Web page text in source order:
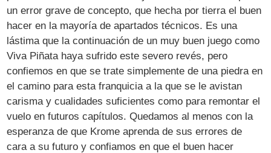
un error grave de concepto, que hecha por tierra el buen
hacer en la mayoría de apartados técnicos. Es una
lástima que la continuación de un muy buen juego como
Viva Piñata haya sufrido este severo revés, pero
confiemos en que se trate simplemente de una piedra en
el camino para esta franquicia a la que se le avistan
carisma y cualidades suficientes como para remontar el
vuelo en futuros capítulos. Quedamos al menos con la
esperanza de que Krome aprenda de sus errores de
cara a su futuro y confiamos en que el buen hacer